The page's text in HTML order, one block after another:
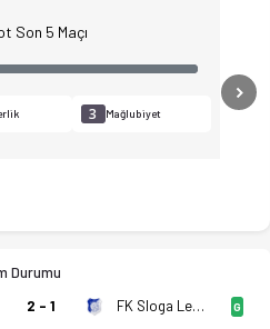
ve iddaa oranları Ofsayt'ta.
Son 5 Maçı
3 Mağlubiyet
Durumu
2 - 1 FK Sloga Leskovac G